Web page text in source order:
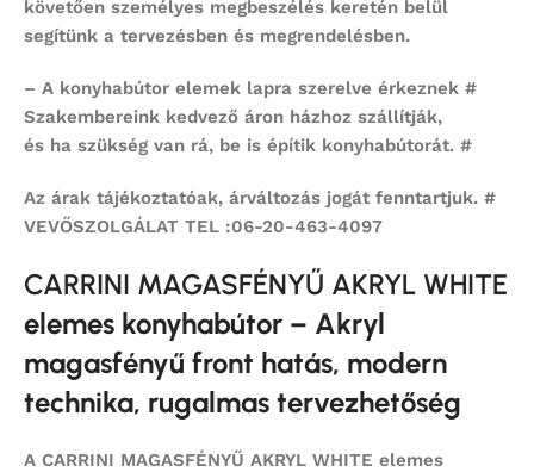
követően személyes megbeszélés keretén belül
segítünk a tervezésben és megrendelésben.
– A konyhabútor elemek lapra szerelve érkeznek #
Szakembereink kedvező áron házhoz szállítják,
és ha szükség van rá, be is építik konyhabútorát. #
Az árak tájékoztatóak, árváltozás jogát fenntartjuk. #
VEVŐSZOLGÁLAT TEL :06-20-463-4097
CARRINI MAGASFÉNYŰ AKRYL WHITE
elemes konyhabútor – Akryl
magasfényű front hatás, modern
technika, rugalmas tervezhetőség
A CARRINI MAGASFÉNYŰ AKRYL WHITE elemes